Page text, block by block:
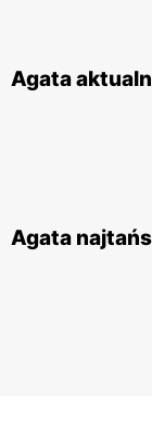
Agata
Agata